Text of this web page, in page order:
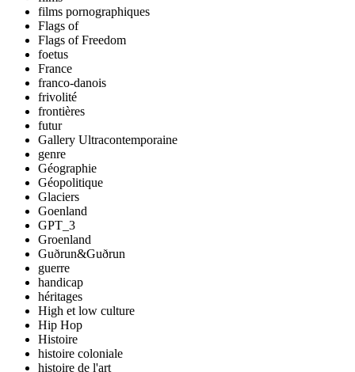
films pornographiques
Flags of
Flags of Freedom
foetus
France
franco-danois
frivolité
frontières
futur
Gallery Ultracontemporaine
genre
Géographie
Géopolitique
Glaciers
Goenland
GPT_3
Groenland
Guðrun&Guðrun
guerre
handicap
héritages
High et low culture
Hip Hop
Histoire
histoire coloniale
histoire de l'art